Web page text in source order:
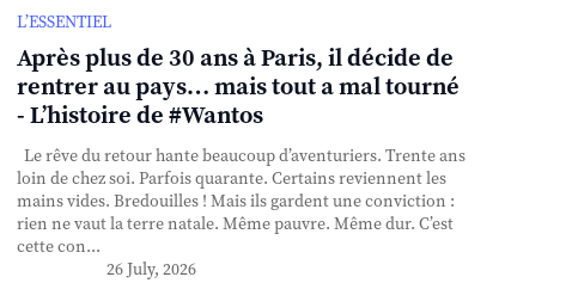
L’ESSENTIEL
Après plus de 30 ans à Paris, il décide de
rentrer au pays… mais tout a mal tourné
- L’histoire de #Wantos
Le rêve du retour hante beaucoup d’aventuriers. Trente ans
loin de chez soi. Parfois quarante. Certains reviennent les
mains vides. Bredouilles ! Mais ils gardent une conviction :
rien ne vaut la terre natale. Même pauvre. Même dur. C’est
cette con...
26 July, 2026